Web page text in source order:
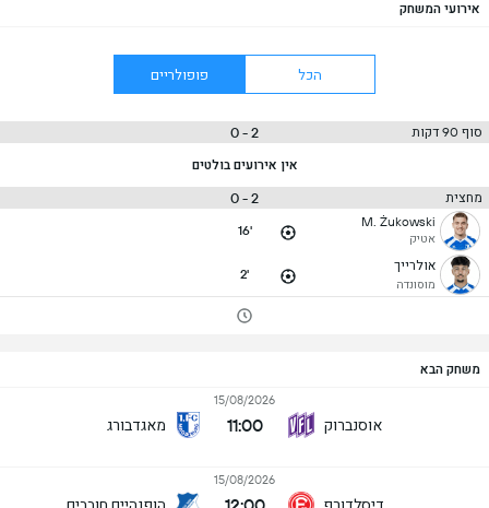
אירועי המשחק
הכל פופולריים
סוף 90 דקות 2 - 0
אין אירועים בולטים
מחצית 2 - 0
M. Żukowski
אטיק 16'
אולרייך
מוסונדה
2'
משחק הבא
אוסנברוק
15/08/2026
11:00 מאגדבורג
דיסלדורף
15/08/2026
הופנהיים חובבים